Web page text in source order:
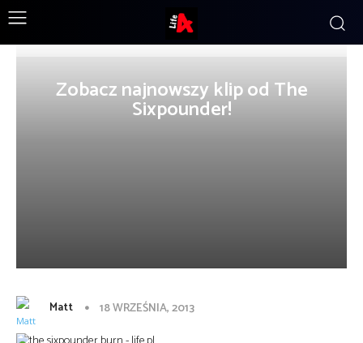
Zobacz najnowszy klip od The
Sixpounder!
Matt 18 WRZEŚNIA, 2013